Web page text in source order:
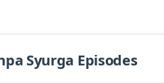
Syurga Episodes